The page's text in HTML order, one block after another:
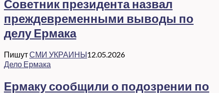
Советник президента назвал
преждевременными выводы по
делу Ермака
ПишутСМИ УКРАИНЫ12.05.2026
Дело Ермака
Ермаку сообщили о подозрении по